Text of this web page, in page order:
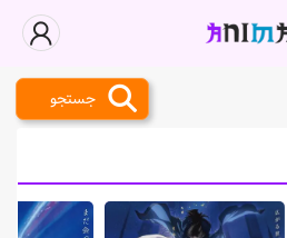
جستجو